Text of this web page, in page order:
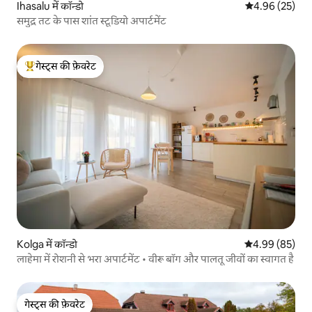
Ihasalu में कॉन्डो औसत रेटिंग 5 में
4.96 (25)
समुद्र तट के पास शांत स्टूडियो अपार्टमेंट
गेस्ट्स का टॉप फ़ेवरेट
गेस्ट्स की फ़ेवरेट
Kolga में कॉन्डो औसत रेटिंग 5 में
4.99 (85)
लाहेमा में रोशनी से भरा अपार्टमेंट • वीरू बॉग और पालतू जीवों का स्वागत है
गेस्ट्स की फ़ेवरेट